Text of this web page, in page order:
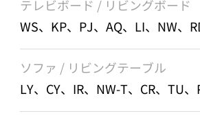
テレビボード / リビングボード
WS、KP、PJ、AQ、LI、NW、
ソファ / リビングテーブル
LY、CY、IR、NW-T、CR、TU